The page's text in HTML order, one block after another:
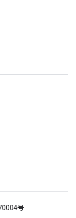
号